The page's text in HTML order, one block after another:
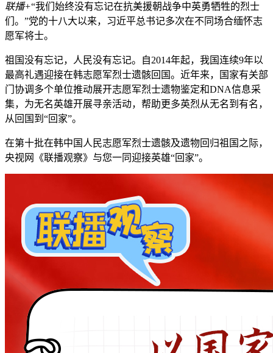
联播+“我们始终没有忘记在抗美援朝战争中英勇牺牲的烈士
们。”党的十八大以来，习近平总书记多次在不同场合缅怀志
愿军将士。
祖国没有忘记，人民没有忘记。自2014年起，我国连续9年以
最高礼遇迎接在韩志愿军烈士遗骸回国。近年来，国家有关部
门协调多个单位推动展开志愿军烈士遗物鉴定和DNA信息采
集，为无名英雄开展寻亲活动，帮助更多英烈从无名到有名，
从回国到“回家”。
在第十批在韩中国人民志愿军烈士遗骸及遗物回归祖国之际，
央视网《联播观察》与您一同迎接英雄“回家”。